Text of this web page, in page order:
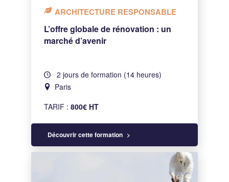
ARCHITECTURE RESPONSABLE
L’offre globale de rénovation : un
marché d’avenir
2 jours de formation (14 heures)
Paris
TARIF :800€ HT
Découvrir cette formation